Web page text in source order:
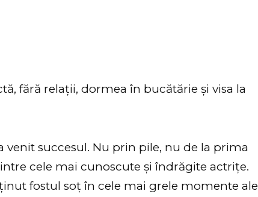
fără relații, dormea în bucătărie și visa la
succesul. Nu prin pile, nu de la prima
cele mai cunoscute și îndrăgite actrițe.
fostul soț în cele mai grele momente ale